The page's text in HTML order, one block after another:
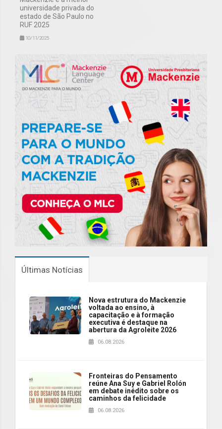
universidade privada do
estado de São Paulo no
RUF 2025
10/11/2025
Últimas Notícias
Nova estrutura do Mackenzie
voltada ao ensino, à
capacitação e à formação
executiva é destaque na
abertura da Agroleite 2026
06.08.2026
Fronteiras do Pensamento
reúne Ana Suy e Gabriel Rolón
em debate inédito sobre os
caminhos da felicidade
06.08.2026